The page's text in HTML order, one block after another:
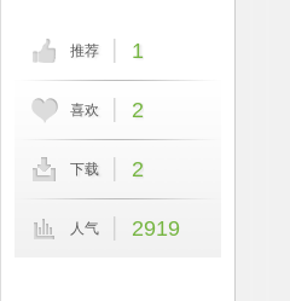
推荐 1
喜欢 2
下载 2
人气 2919